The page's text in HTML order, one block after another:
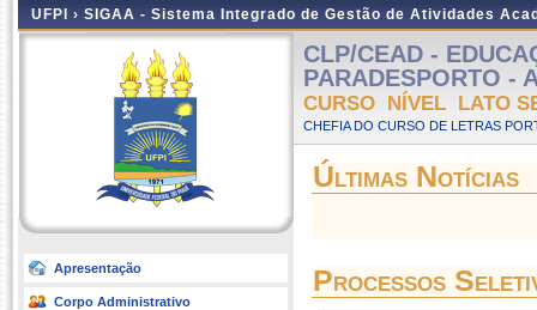
UFPI › SIGAA - Sistema Integrado de Gestão de Atividades
Apresentação
Corpo Administrativo
CLP/CEAD -
PARADESPORTO -
CURSO NÍVEL LATO
CHEFIA DO CURSO DE LETRAS
Últimas Notícias
Processos